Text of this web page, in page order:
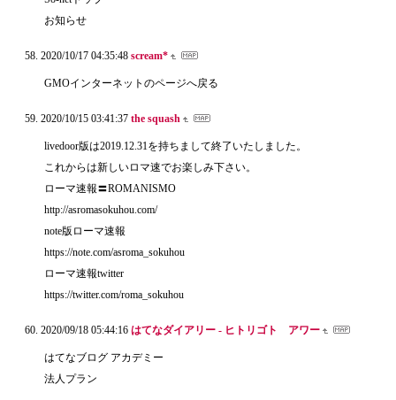
お知らせ
2020/10/17 04:35:48 scream*
GMOインターネットのページへ戻る
2020/10/15 03:41:37 the squash
livedoor版は2019.12.31を持ちまして終了いたしました。
これからは新しいロマ速でお楽しみ下さい。
ローマ速報〓ROMANISMO
http://asromasokuhou.com/
note版ローマ速報
https://note.com/asroma_sokuhou
ローマ速報twitter
https://twitter.com/roma_sokuhou
2020/09/18 05:44:16 はてなダイアリー - ヒトリゴト アワー
はてなブログ アカデミー
法人プラン